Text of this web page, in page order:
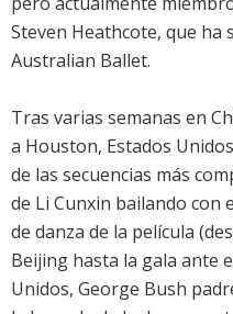
Steven Heathcote, que
Australian Ballet.
Tras varias semanas en
a Houston, Estados
de las secuencias más
de Li Cunxin bailando con
de danza de la película
Beijing hasta la gala ante
Unidos, George Bush